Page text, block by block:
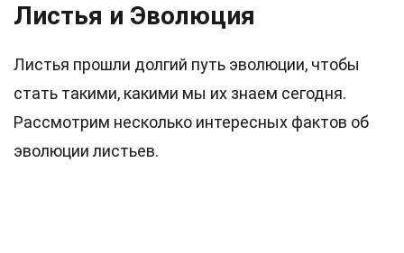
Листья и Эволюция
Листья прошли долгий путь эволюции, чтобы
стать такими, какими мы их знаем сегодня.
Рассмотрим несколько интересных фактов об
эволюции листьев.